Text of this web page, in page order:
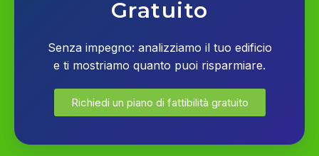
Gratuito
Senza impegno: analizziamo il tuo edificio
e ti mostriamo quanto puoi risparmiare.
Richiedi un piano di fattibilità gratuito